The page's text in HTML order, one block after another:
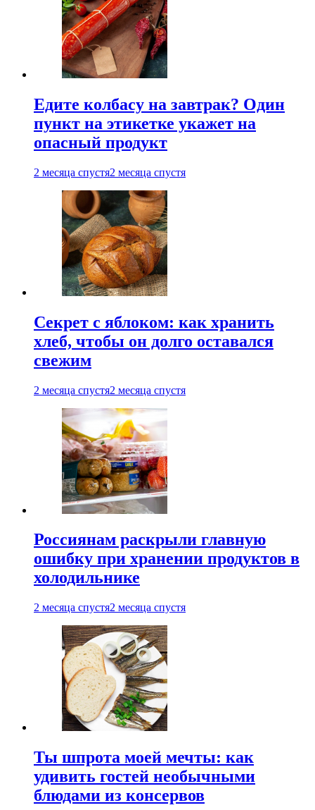
Едите колбасу на завтрак? Один
пункт на этикетке укажет на
опасный продукт
2 месяца спустя2 месяца спустя
Секрет с яблоком: как хранить
хлеб, чтобы он долго оставался
свежим
2 месяца спустя2 месяца спустя
Россиянам раскрыли главную
ошибку при хранении продуктов в
холодильнике
2 месяца спустя2 месяца спустя
Ты шпрота моей мечты: как
удивить гостей необычными
блюдами из консервов